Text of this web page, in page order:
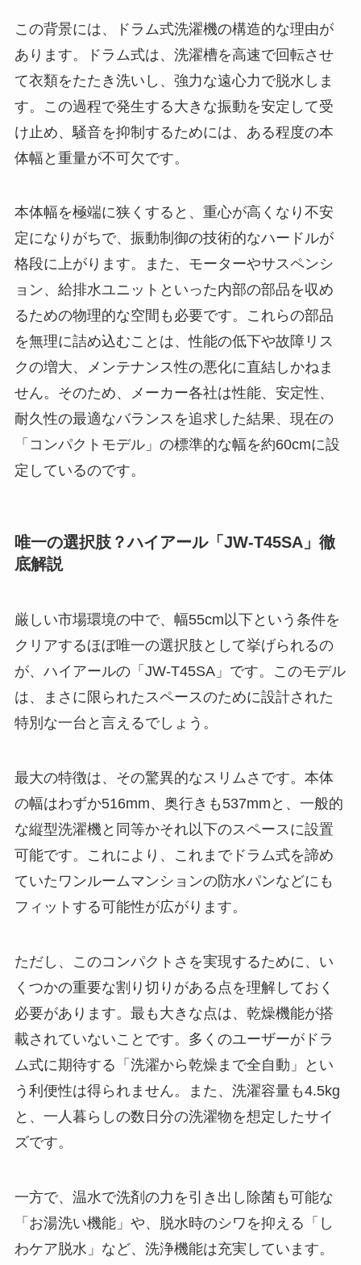
この背景には、ドラム式洗濯機の構造的な理由が
あります。ドラム式は、洗濯槽を高速で回転させ
て衣類をたたき洗いし、強力な遠心力で脱水しま
す。この過程で発生する大きな振動を安定して受
け止め、騒音を抑制するためには、ある程度の本
体幅と重量が不可欠です。
本体幅を極端に狭くすると、重心が高くなり不安
定になりがちで、振動制御の技術的なハードルが
格段に上がります。また、モーターやサスペンシ
ョン、給排水ユニットといった内部の部品を収め
るための物理的な空間も必要です。これらの部品
を無理に詰め込むことは、性能の低下や故障リス
クの増大、メンテナンス性の悪化に直結しかねま
せん。そのため、メーカー各社は性能、安定性、
耐久性の最適なバランスを追求した結果、現在の
「コンパクトモデル」の標準的な幅を約60cmに設
定しているのです。
唯一の選択肢？ハイアール「JW-T45SA」徹
底解説
厳しい市場環境の中で、幅55cm以下という条件を
クリアするほぼ唯一の選択肢として挙げられるの
が、ハイアールの「JW-T45SA」です。このモデル
は、まさに限られたスペースのために設計された
特別な一台と言えるでしょう。
最大の特徴は、その驚異的なスリムさです。本体
の幅はわずか516mm、奥行きも537mmと、一般的
な縦型洗濯機と同等かそれ以下のスペースに設置
可能です。これにより、これまでドラム式を諦め
ていたワンルームマンションの防水パンなどにも
フィットする可能性が広がります。
ただし、このコンパクトさを実現するために、い
くつかの重要な割り切りがある点を理解しておく
必要があります。最も大きな点は、乾燥機能が搭
載されていないことです。多くのユーザーがドラ
ム式に期待する「洗濯から乾燥まで全自動」とい
う利便性は得られません。また、洗濯容量も4.5kg
と、一人暮らしの数日分の洗濯物を想定したサイ
ズです。
一方で、温水で洗剤の力を引き出し除菌も可能な
「お湯洗い機能」や、脱水時のシワを抑える「し
わケア脱水」など、洗浄機能は充実しています。